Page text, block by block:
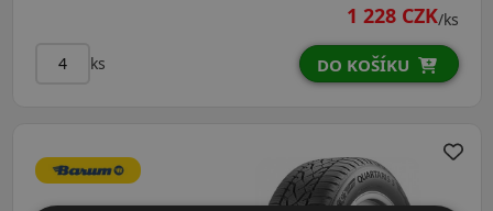
1 228 CZK/ks
ks DO KOŠÍKU